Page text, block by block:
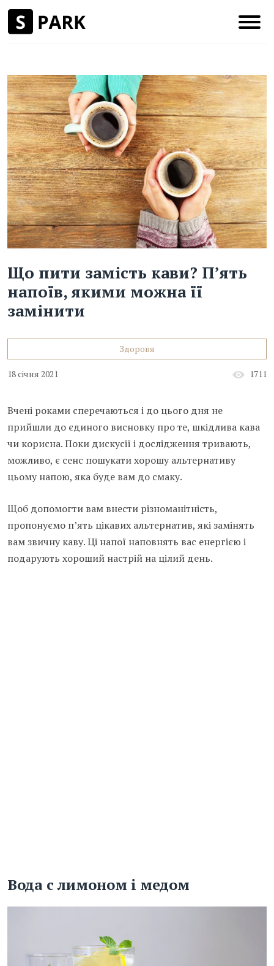
Що пити замість кави? П’ять
напоїв, якими можна її
замінити
Здоровя
18 січня 2021 1711
Вчені роками сперечаються і до цього дня не
прийшли до єдиного висновку про те, шкідлива кава
чи корисна. Поки дискусії і дослідження тривають,
можливо, є сенс пошукати хорошу альтернативу
цьому напою, яка буде вам до смаку.
Щоб допомогти вам внести різноманітність,
пропонуємо п’ять цікавих альтернатив, які замінять
вам звичну каву. Ці напої наповнять вас енергією і
подарують хороший настрій на цілий день.
Вода с лимоном і медом